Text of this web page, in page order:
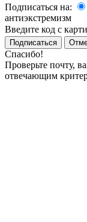
Подписаться на:
антиэкстремизм
Введите код с
Подписаться
Спасибо!
Проверьте почту,
отвечающим